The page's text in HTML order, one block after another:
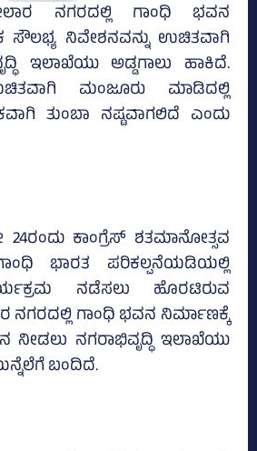
ನಗರದಲ್ಲಿ ಗಾಂಧಿ ಭವನ
ಸೌಲಭ್ಯ ನಿವೇಶನವನ್ನು ಉಚಿತವಾಗಿ
ಇಲಾಖೆಯು ಅಡ್ಡಗಾಲು ಹಾಕಿದೆ.
ಮಂಜೂರು ಮಾಡಿದಲ್ಲಿ
ತುಂಬಾ ನಷ್ಟವಾಗಲಿದೆ ಎಂದು
ಕಾಂಗ್ರೆಸ್‌ ಶತಮಾನೋತ್ಸವ
ಭಾರತ ಪರಿಕಲ್ಪನೆಯಡಿಯಲ್ಲಿ
ನಡೆಸಲು ಹೊರಟಿರುವ
ಗಾಂಧಿ ಭವನ ನಿರ್ಮಾಣಕ್ಕೆ
ನಗರಾಭಿವೃದ್ಧಿ ಇಲಾಖೆಯು
ಬಂದಿದೆ.